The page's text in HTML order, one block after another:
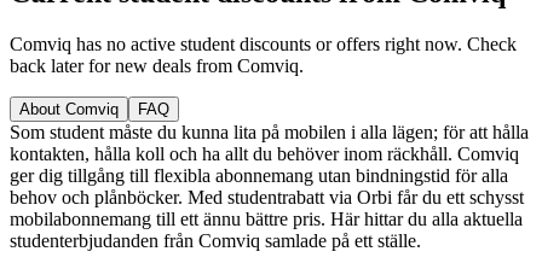
Comviq has no active student discounts or offers right now. Check
back later for new deals from Comviq.
About Comviq FAQ
Som student måste du kunna lita på mobilen i alla lägen; för att hålla
kontakten, hålla koll och ha allt du behöver inom räckhåll. Comviq
ger dig tillgång till flexibla abonnemang utan bindningstid för alla
behov och plånböcker. Med studentrabatt via Orbi får du ett schysst
mobilabonnemang till ett ännu bättre pris. Här hittar du alla aktuella
studenterbjudanden från Comviq samlade på ett ställe.